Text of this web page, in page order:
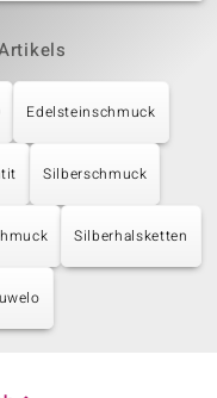
Edelsteinschmuck
Silberschmuck
Silberhalsketten